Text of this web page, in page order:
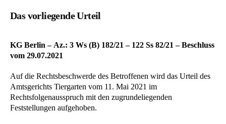
Das vorliegende Urteil
KG Berlin – Az.: 3 Ws (B) 182/21 – 122 Ss 82/21 – Beschluss
vom 29.07.2021
Auf die Rechtsbeschwerde des Betroffenen wird das Urteil des
Amtsgerichts Tiergarten vom 11. Mai 2021 im
Rechtsfolgenausspruch mit den zugrundeliegenden
Feststellungen aufgehoben.